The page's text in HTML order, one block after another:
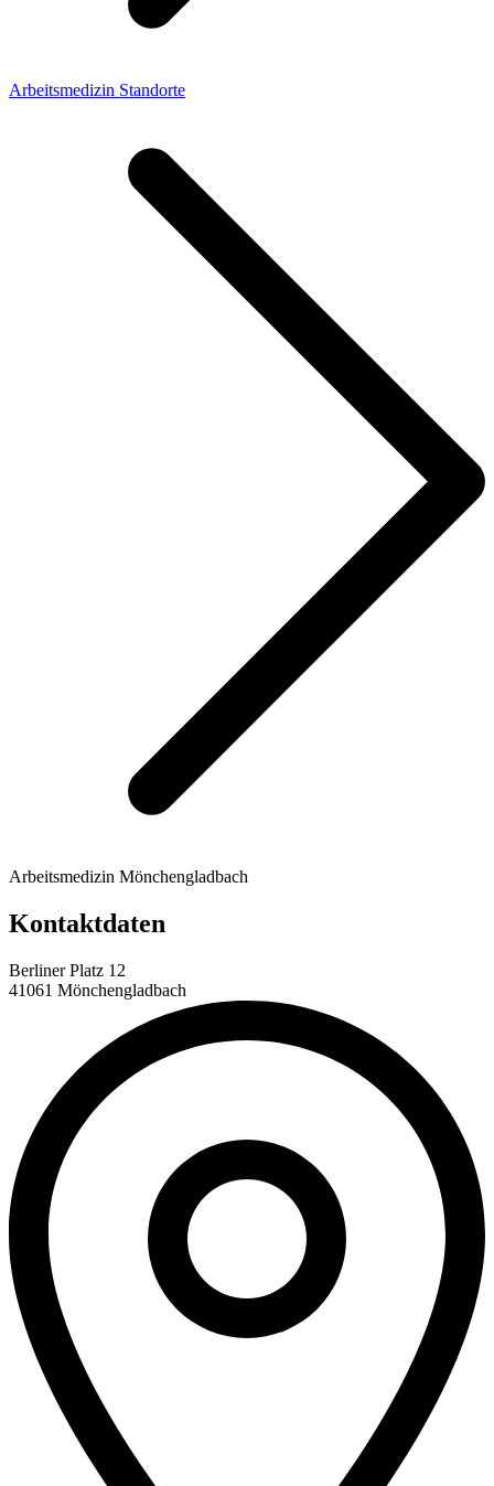
Arbeitsmedizin Standorte
Arbeitsmedizin Mönchengladbach
Kontaktdaten
Berliner Platz 12
41061 Mönchengladbach